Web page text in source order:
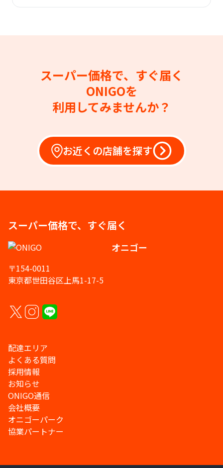
スーパー価格で、すぐ届く
ONIGOを
利用してみませんか？
お近くの店舗を探す
スーパー価格で、すぐ届く
オニゴー
〒154-0011
東京都世田谷区上馬1-17-5
配達エリア
よくある質問
採用情報
お知らせ
ONIGO通信
会社概要
オニゴーパーク
協業パートナー